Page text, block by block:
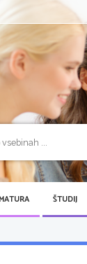
MATURA ŠTUDIJ